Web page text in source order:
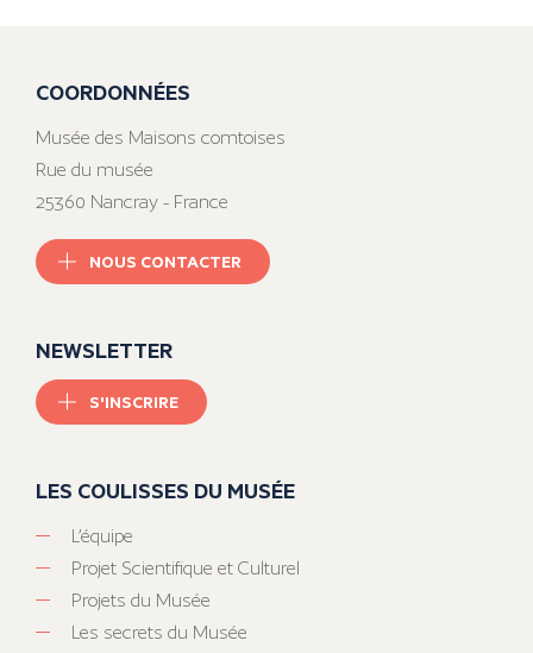
COORDONNÉES
Musée des Maisons comtoises
Rue du musée
25360 Nancray - France
NOUS CONTACTER
NEWSLETTER
S'INSCRIRE
LES COULISSES DU MUSÉE
L’équipe
Projet Scientifique et Culturel
Projets du Musée
Les secrets du Musée